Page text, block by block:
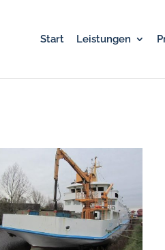
Start Leistungen